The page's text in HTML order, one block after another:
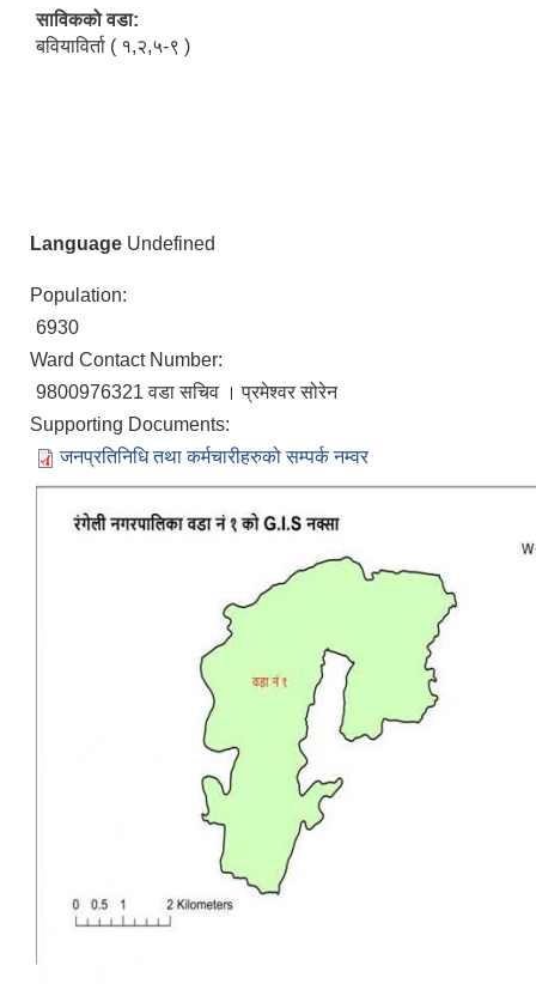
साविकको वडा:
बवियाविर्ता ( १,२,५-९ )
Language Undefined
Population:
6930
Ward Contact Number:
9800976321 वडा सचिव । प्रमेश्वर सोरेन
Supporting Documents:
जनप्रतिनिधि तथा कर्मचारीहरुको सम्पर्क नम्वर